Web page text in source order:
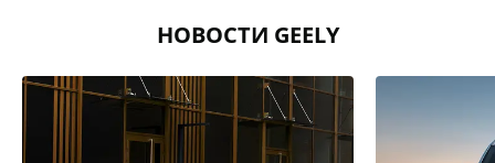
НОВОСТИ GEELY